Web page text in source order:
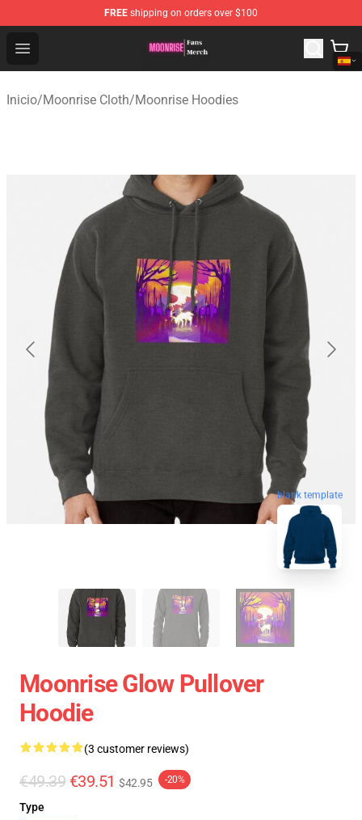
FREE shipping on orders over $100
Open menu
Moonrise Store - Official Moonrise Merchandise Shop
Inicio/Moonrise Cloth/Moonrise Hoodies
blank template
Moonrise Glow Pullover
Hoodie
(3 customer reviews)
€49.39 €39.51 $42.95 -20%
Type